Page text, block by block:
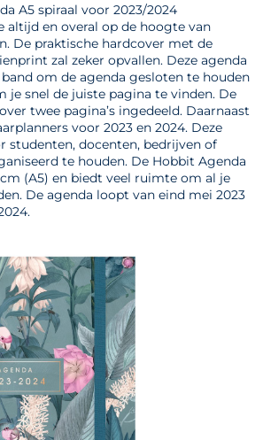
A5 spiraal voor 2023/2024
altijd en overal op de hoogte van
De praktische hardcover met de
zal zeker opvallen. Deze agenda
om de agenda gesloten te houden
je snel de juiste pagina te vinden. De
twee pagina’s ingedeeld. Daarnaast
voor 2023 en 2024. Deze
studenten, docenten, bedrijven of
te houden. De Hobbit Agenda
(A5) en biedt veel ruimte om al je
De agenda loopt van eind mei 2023